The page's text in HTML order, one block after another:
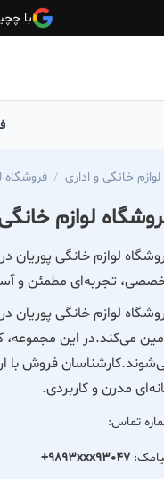
با
خانگی و اداری فروشگاه
لوازم
لوازم خانگی پوریان
تجربه‌ای مطمئن و
لوازم خانگی پوریان
می‌کند.در این مجموعه،
فروش با
مدرن و کاربردی.
تماس:
+9893xxx93047